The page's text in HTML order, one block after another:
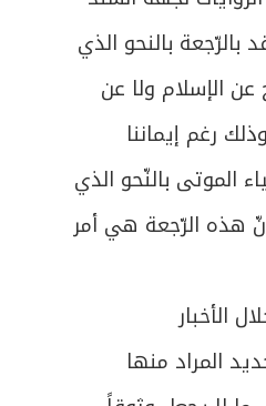
بالرّجعة بالنحو الذي
الإسلام ولا عن
رغم إيماننا
الموتى بالنّحو الذي
هذه الرّجعة هي أمر
الأخبار
المراد منها